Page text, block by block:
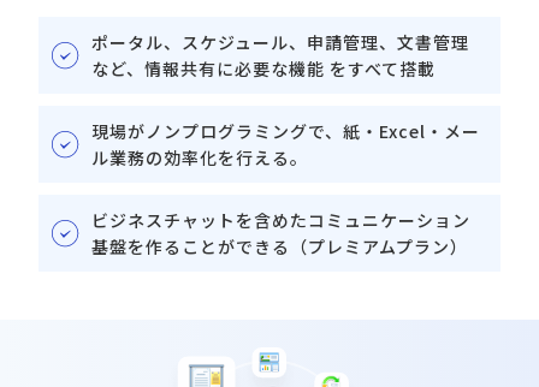
ポータル、スケジュール、申請管理、⽂書管理
など、情報共有に必要な機能 をすべて搭載
現場がノンプログラミングで、紙・Excel・メー
ル業務の効率化を⾏える。
ビジネスチャットを含めたコミュニケーション
基盤を作ることができる（プレミアムプラン）